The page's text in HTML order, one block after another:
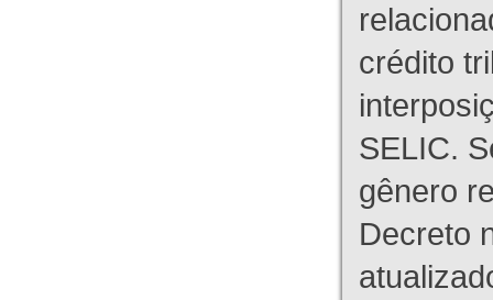
crédito
SELIC.
gênero
Decreto